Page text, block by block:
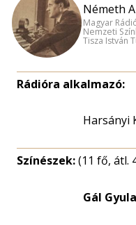
Németh
Magyar
Nemzeti
Tisza István
Rádióra alkalmazó:
Harsányi
Színészek:(11 fő, átl.
Gál